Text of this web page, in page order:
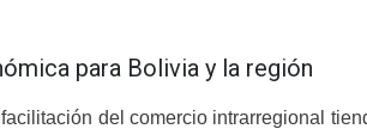
para Bolivia y la región
del comercio intrarregional